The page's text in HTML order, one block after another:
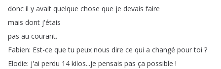
donc il y avait quelque chose que je devais faire
mais dont j'étais
pas au courant.
Fabien: Est-ce que tu peux nous dire ce qui a changé pour toi ?
Elodie: j'ai perdu 14 kilos...je pensais pas ça possible !